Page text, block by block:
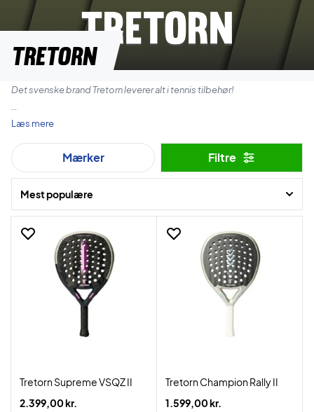
Tretorn
Det svenske brand Tretorn leverer alt i tennis tilbehør!
Her finder du nøje udvalgte hjælpemidler og tilbehør til tennisspillet.
Læs mere
Mærker Filtre
Mest populære
Tretorn Supreme VSQZ II
2.399,00 kr.
Tretorn Champion Rally II
1.599,00 kr.